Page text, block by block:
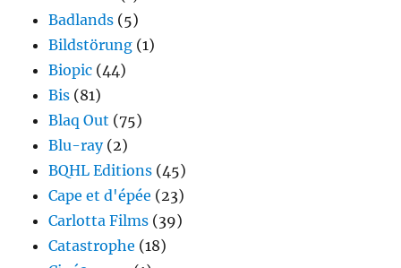
Badlands (5)
Bildstörung (1)
Biopic (44)
Bis (81)
Blaq Out (75)
Blu-ray(2)
BQHL Editions (45)
Cape et d'épée (23)
Carlotta Films (39)
Catastrophe (18)